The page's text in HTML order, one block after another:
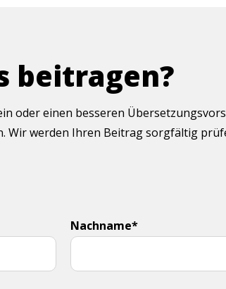
beitragen?
oder einen besseren
Wir werden Ihren Beitrag sorgfältig
Nachname*